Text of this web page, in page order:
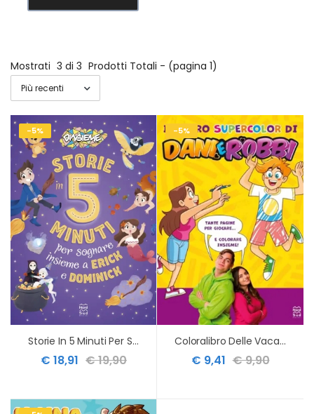
Mostrati 3 di 3 Prodotti Totali - (pagina 1)
-5%
Storie In 5 Minuti Per Sognare Insieme A Erick E Dominick
€ 18,91 € 19,90
-5%
Coloralibro Delle Vacanze
€ 9,41 € 9,90